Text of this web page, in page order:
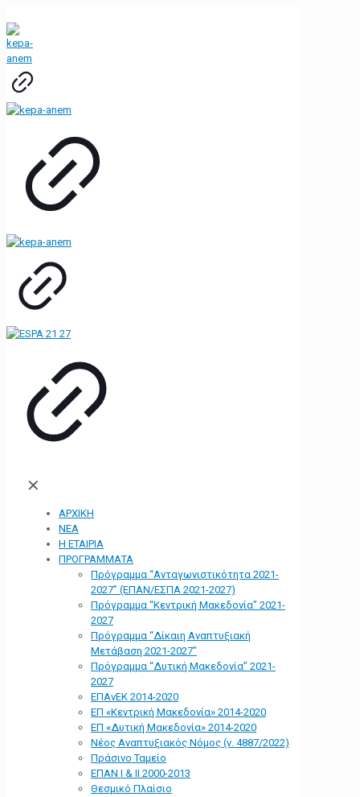
✕
ΑΡΧΙΚΗ
ΝΕΑ
Η ΕΤΑΙΡΙΑ
ΠΡΟΓΡΑΜΜΑΤΑ
Πρόγραμμα “Ανταγωνιστικότητα 2021-
2027” (ΕΠΑΝ/ΕΣΠΑ 2021-2027)
Πρόγραμμα “Κεντρική Μακεδονία” 2021-
2027
Πρόγραμμα “Δίκαιη Αναπτυξιακή
Μετάβαση 2021-2027”
Πρόγραμμα “Δυτική Μακεδονία” 2021-
2027
ΕΠΑνΕΚ 2014-2020
ΕΠ «Kεντρική Μακεδονία» 2014-2020
ΕΠ «Δυτική Μακεδονία» 2014-2020
Νέος Αναπτυξιακός Νόμος (ν. 4887/2022)
Πράσινο Ταμείο
ΕΠΑΝ Ι & ΙΙ 2000-2013
Θεσμικό Πλαίσιο